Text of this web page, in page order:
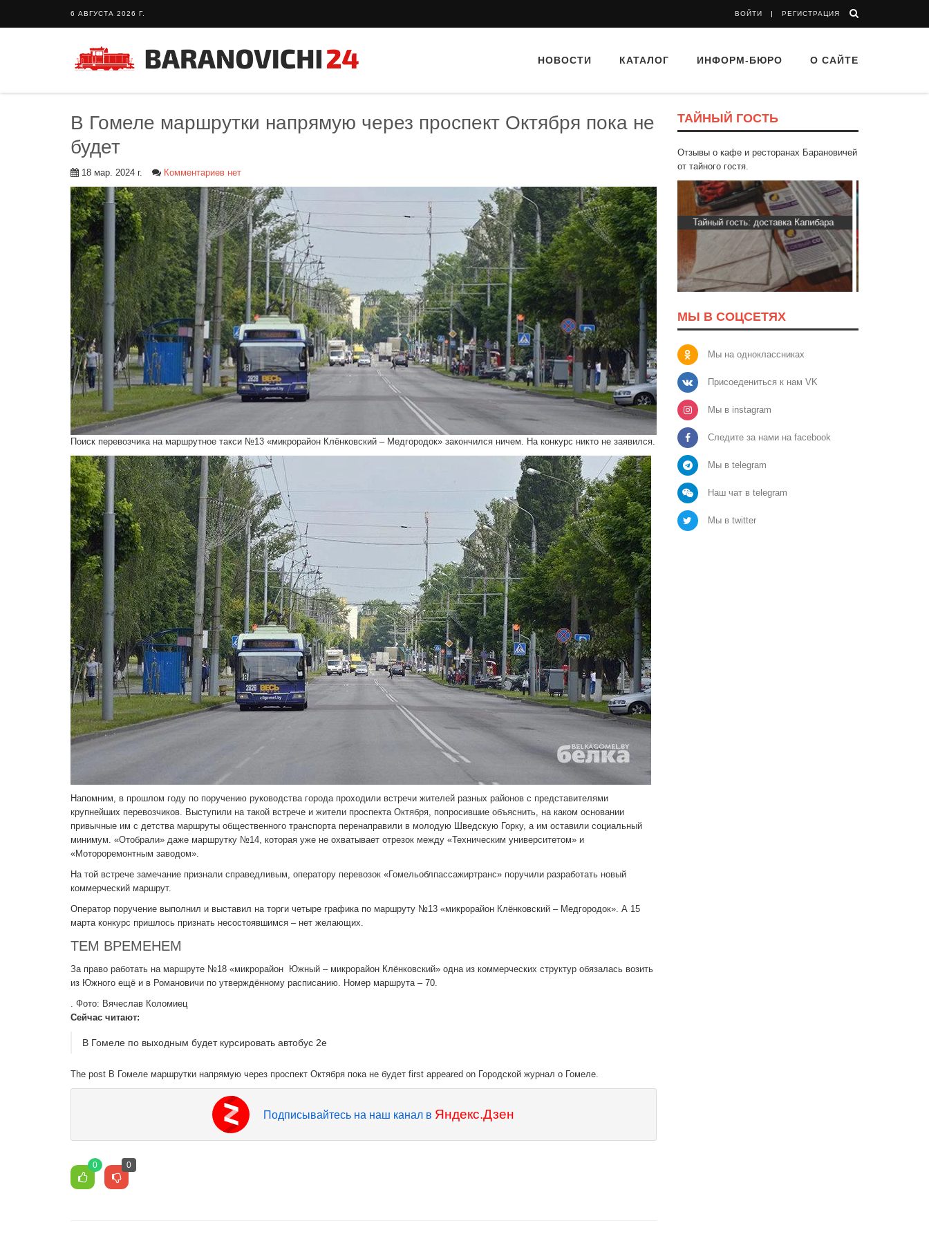
6 АВГУСТА 2026 Г. ВОЙТИ РЕГИСТРАЦИЯ
НОВОСТИ КАТАЛОГ ИНФОРМ-БЮРО О САЙТЕ
В Гомеле маршрутки напрямую через проспект Октября пока не
будет
18 мар. 2024 г. Комментариев нет
Поиск перевозчика на маршрутное такси №13 «микрорайон Клёнковский – Медгородок» закончился ничем. На конкурс никто не заявился.
Напомним, в прошлом году по поручению руководства города проходили встречи жителей разных районов с представителями
крупнейших перевозчиков. Выступили на такой встрече и жители проспекта Октября, попросившие объяснить, на каком основании
привычные им с детства маршруты общественного транспорта перенаправили в молодую Шведскую Горку, а им оставили социальный
минимум. «Отобрали» даже маршрутку №14, которая уже не охватывает отрезок между «Техническим университетом» и
«Мотороремонтным заводом».
На той встрече замечание признали справедливым, оператору перевозок «Гомельоблпассажиртранс» поручили разработать новый
коммерческий маршрут.
Оператор поручение выполнил и выставил на торги четыре графика по маршруту №13 «микрорайон Клёнковский – Медгородок». А 15
марта конкурс пришлось признать несостоявшимся – нет желающих.
ТЕМ ВРЕМЕНЕМ
За право работать на маршруте №18 «микрорайон Южный – микрорайон Клёнковский» одна из коммерческих структур обязалась возить
из Южного ещё и в Романовичи по утверждённому расписанию. Номер маршрута – 70.
. Фото: Вячеслав Коломиец
Cейчас читают:
В Гомеле по выходным будет курсировать автобус 2e
The post В Гомеле маршрутки напрямую через проспект Октября пока не будет first appeared on Городской журнал о Гомеле.
Подписывайтесь на наш канал в Яндекс.Дзен
0 0
ТАЙНЫЙ ГОСТЬ
Отзывы о кафе и ресторанах Барановичей
от тайного гостя.
Тайный гость: Ресторан “Папараць
Кветка”
Тайный гость: доставка Капибара Тайный гость: ресторан «Пиросмани»
МЫ В СОЦСЕТЯХ
Мы на одноклассниках
Присоедениться к нам VK
Мы в instagram
Следите за нами на facebook
Мы в telegram
Наш чат в telegram
Мы в twitter